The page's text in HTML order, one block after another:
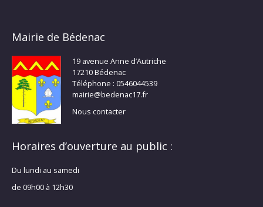
Mairie de Bédenac
19 avenue Anne d’Autriche
17210 Bédenac
Téléphone : 0546044539
mairie@bedenac17.fr
Nous contacter
Horaires d’ouverture au public :
Du lundi au samedi
de 09h00 à 12h30